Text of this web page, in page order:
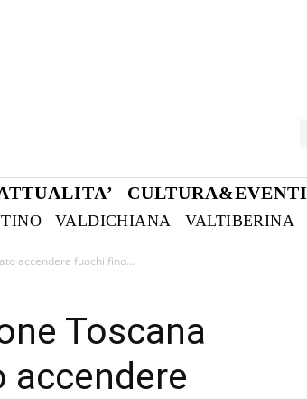
CULTURA&EVENTI
VALDICHIANA VALTIBERINA
accendere fuochi fino...
Toscana